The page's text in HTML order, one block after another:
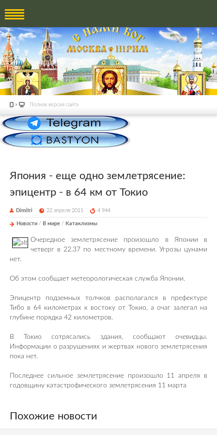
Полная версия сайта
Япония - еще одно землетрясение:
эпицентр - в 64 км от Токио
Dimitri 22 апреля 2011 4 944
Новости / В мире / Катаклизмы
Очередное землетрясение произошло в Японии в
четверг в 22.37 по местному времени. Угрозы цунами
нет.
Об этом сообщает метеорологическая служба Японии.
Эпицентр подземных толчков располагался в префектуре
Тибо в 64 километрах к востоку от Токио, а очаг залегал на
глубине порядка 42 километров.
В Токио сотрясались здания, сообщают очевидцы.
Информации о разрушениях и жертвах нового землетрясения
пока нет.
Последнее сильное землетрясение произошло 11 апреля в
годовщину катастрофического землетрясения 11 марта
Похожие новости